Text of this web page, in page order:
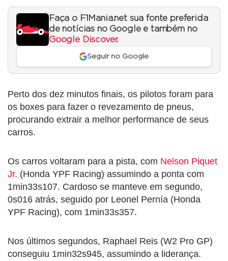
Faça o F1Mania.net sua fonte preferida
de notícias no Google e também no
Google Discover.
Seguir no Google
Perto dos dez minutos finais, os pilotos foram para
os boxes para fazer o revezamento de pneus,
procurando extrair a melhor performance de seus
carros.
Os carros voltaram para a pista, com Nelson Piquet
Jr. (Honda YPF Racing) assumindo a ponta com
1min33s107. Cardoso se manteve em segundo,
0s016 atrás, seguido por Leonel Pernía (Honda
YPF Racing), com 1min33s357.
Nos últimos segundos, Raphael Reis (W2 Pro GP)
conseguiu 1min32s945, assumindo a liderança.